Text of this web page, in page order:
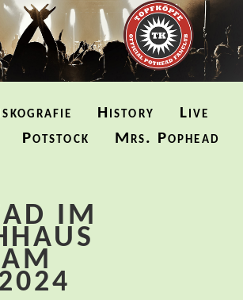
History
Live
Potstock Mrs. Pophead
IM